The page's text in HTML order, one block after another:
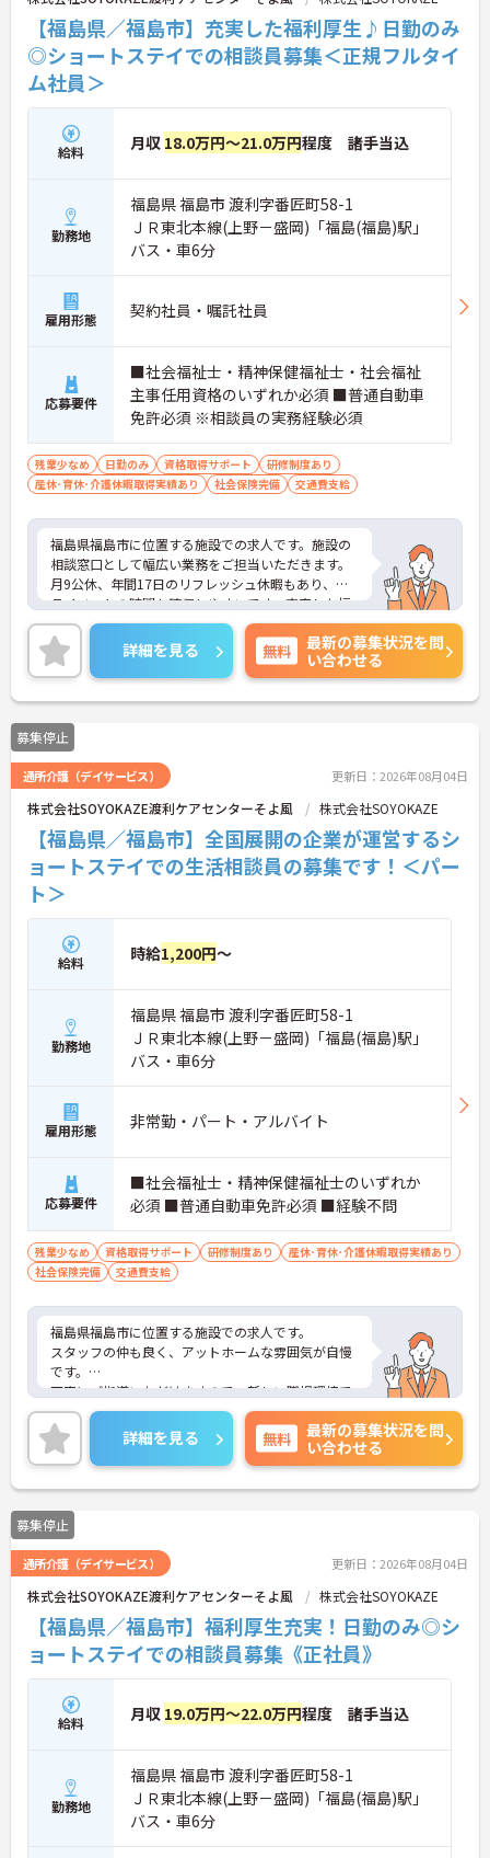
【福島県／福島市】充実した福利厚生♪日勤のみ
◎ショートステイでの相談員募集＜正規フルタイ
ム社員＞
給料 月収 18.0万円～21.0万円程度 諸手当込
勤務地
福島県 福島市 渡利字番匠町58-1
ＪＲ東北本線(上野－盛岡)「福島(福島)駅」
バス・車6分
雇用形態 契約社員・嘱託社員
応募要件
■社会福祉士・精神保健福祉士・社会福祉
主事任用資格のいずれか必須 ■普通自動車
免許必須 ※相談員の実務経験必須
残業少なめ 日勤のみ 資格取得サポート
研修制度あり
産休･育休･介護休暇取得実績あり
社会保険完備 交通費支給
福島県福島市に位置する施設での求人です。施設の
相談窓口として幅広い業務をご担当いただきます。
月9公休、年間17日のリフレッシュ休暇もあり、プ
ライベートの時間も確保しやすいです。充実した福
利厚生等の待遇面の良さも魅力も魅力です。ご興味
のある方には、面接対策ポイントなど、さらに詳細
をお話ししますのでお気軽にご相談ください！
詳細を見る 無料
最新の募集状況を問
い合わせる
募集停止
通所介護（デイサービス） 更新日：2026年08月04日
株式会社SOYOKAZE渡利ケアセンターそよ風 株式会社SOYOKAZE
【福島県／福島市】全国展開の企業が運営するシ
ョートステイでの生活相談員の募集です！＜パー
ト＞
給料 時給1,200円～
勤務地
福島県 福島市 渡利字番匠町58-1
ＪＲ東北本線(上野－盛岡)「福島(福島)駅」
バス・車6分
雇用形態 非常勤・パート・アルバイト
応募要件
■社会福祉士・精神保健福祉士のいずれか
必須 ■普通自動車免許必須 ■経験不問
残業少なめ 資格取得サポート 研修制度あり
産休･育休･介護休暇取得実績あり
社会保険完備
交通費支給
福島県福島市に位置する施設での求人です。
スタッフの仲も良く、アットホームな雰囲気が自慢
です。
丁寧にご指導いただけますので、新しい職場環境で
も安心してご就業していただけます。
ご興味ある方には、面接対策ポイントなど、詳細を
お話しいたしますのでお気軽にご相談ください。
詳細を見る 無料
最新の募集状況を問
い合わせる
募集停止
通所介護（デイサービス） 更新日：2026年08月04日
株式会社SOYOKAZE渡利ケアセンターそよ風 株式会社SOYOKAZE
【福島県／福島市】福利厚生充実！日勤のみ◎シ
ョートステイでの相談員募集《正社員》
給料 月収 19.0万円～22.0万円程度 諸手当込
勤務地
福島県 福島市 渡利字番匠町58-1
ＪＲ東北本線(上野－盛岡)「福島(福島)駅」
バス・車6分